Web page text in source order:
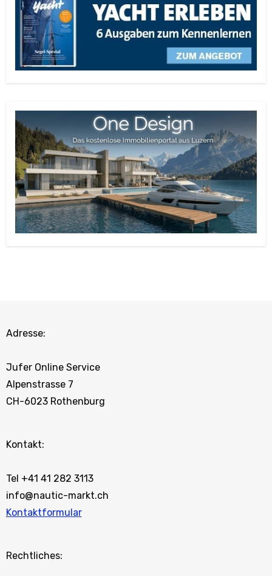
Adresse:
Jufer Online Service
Alpenstrasse 7
CH-6023 Rothenburg
Kontakt:
Tel +41 41 282 3113
info@nautic-markt.ch
Kontaktformular
Rechtliches: